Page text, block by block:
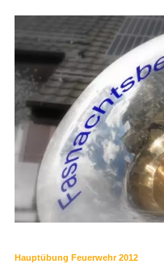
Hauptübung Feuerwehr 2012